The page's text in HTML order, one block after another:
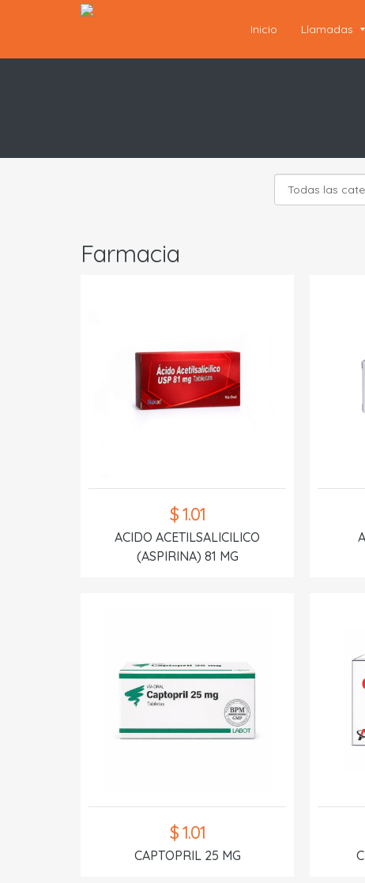
Inicio Llamadas
Farmacia
$ 1.01
ACIDO ACETILSALICILICO
(ASPIRINA) 81 MG
$ 1.01
CAPTOPRIL 25 MG